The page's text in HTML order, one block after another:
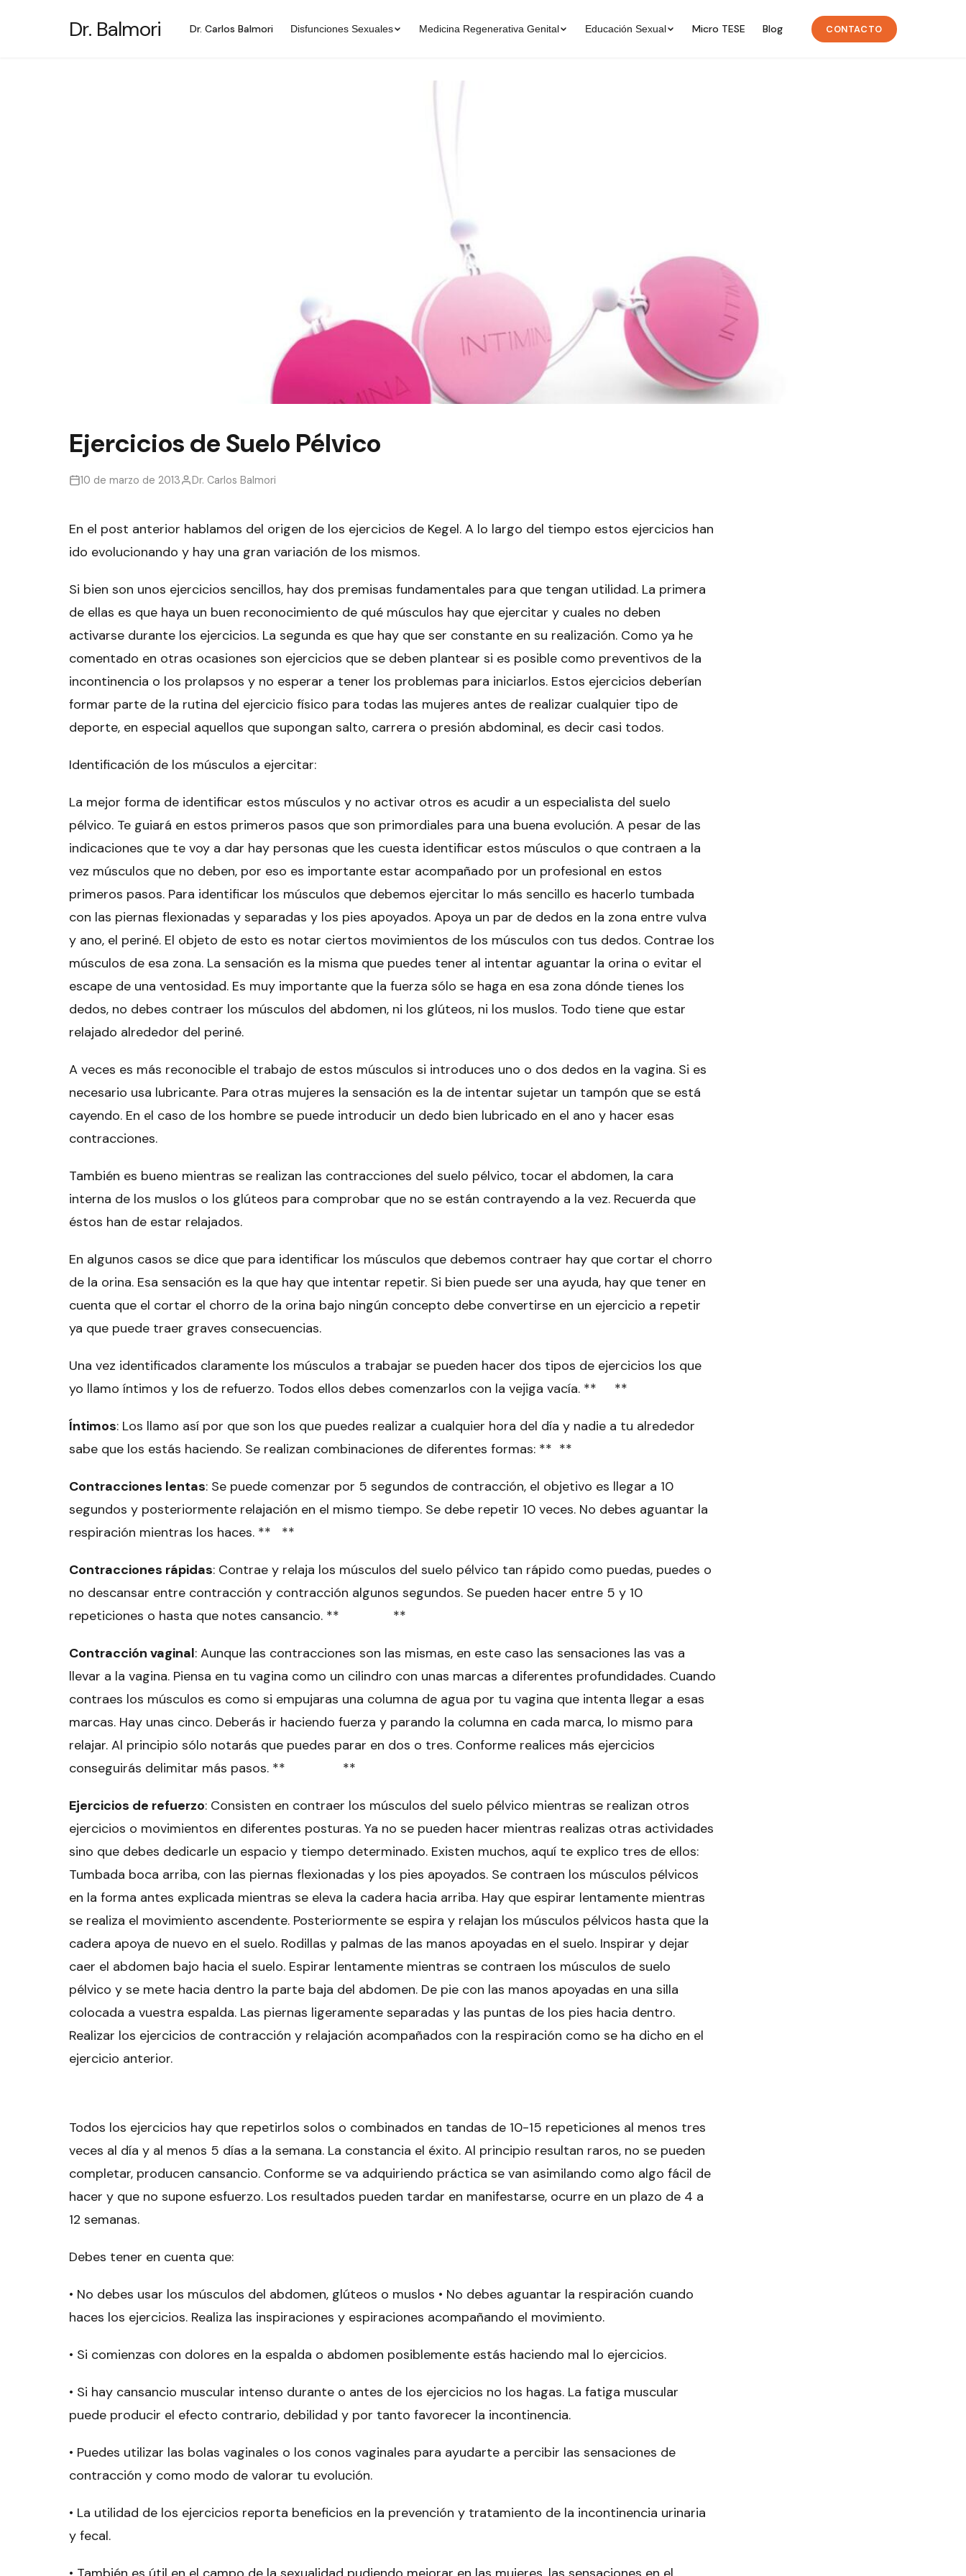
Dr. Balmori Dr. Carlos Balmori Disfunciones Sexuales Medicina Regenerativa Genital Educación Sexual Micro TESE Blog CONTACTO
Ejercicios de Suelo Pélvico
10 de marzo de 2013 Dr. Carlos Balmori
En el post anterior hablamos del origen de los ejercicios de Kegel. A lo largo del tiempo estos ejercicios han
ido evolucionando y hay una gran variación de los mismos.
Si bien son unos ejercicios sencillos, hay dos premisas fundamentales para que tengan utilidad. La primera
de ellas es que haya un buen reconocimiento de qué músculos hay que ejercitar y cuales no deben
activarse durante los ejercicios. La segunda es que hay que ser constante en su realización. Como ya he
comentado en otras ocasiones son ejercicios que se deben plantear si es posible como preventivos de la
incontinencia o los prolapsos y no esperar a tener los problemas para iniciarlos. Estos ejercicios deberían
formar parte de la rutina del ejercicio físico para todas las mujeres antes de realizar cualquier tipo de
deporte, en especial aquellos que supongan salto, carrera o presión abdominal, es decir casi todos.
Identificación de los músculos a ejercitar:
La mejor forma de identificar estos músculos y no activar otros es acudir a un especialista del suelo
pélvico. Te guiará en estos primeros pasos que son primordiales para una buena evolución. A pesar de las
indicaciones que te voy a dar hay personas que les cuesta identificar estos músculos o que contraen a la
vez músculos que no deben, por eso es importante estar acompañado por un profesional en estos
primeros pasos. Para identificar los músculos que debemos ejercitar lo más sencillo es hacerlo tumbada
con las piernas flexionadas y separadas y los pies apoyados. Apoya un par de dedos en la zona entre vulva
y ano, el periné. El objeto de esto es notar ciertos movimientos de los músculos con tus dedos. Contrae los
músculos de esa zona. La sensación es la misma que puedes tener al intentar aguantar la orina o evitar el
escape de una ventosidad. Es muy importante que la fuerza sólo se haga en esa zona dónde tienes los
dedos, no debes contraer los músculos del abdomen, ni los glúteos, ni los muslos. Todo tiene que estar
relajado alrededor del periné.
A veces es más reconocible el trabajo de estos músculos si introduces uno o dos dedos en la vagina. Si es
necesario usa lubricante. Para otras mujeres la sensación es la de intentar sujetar un tampón que se está
cayendo. En el caso de los hombre se puede introducir un dedo bien lubricado en el ano y hacer esas
contracciones.
También es bueno mientras se realizan las contracciones del suelo pélvico, tocar el abdomen, la cara
interna de los muslos o los glúteos para comprobar que no se están contrayendo a la vez. Recuerda que
éstos han de estar relajados.
En algunos casos se dice que para identificar los músculos que debemos contraer hay que cortar el chorro
de la orina. Esa sensación es la que hay que intentar repetir. Si bien puede ser una ayuda, hay que tener en
cuenta que el cortar el chorro de la orina bajo ningún concepto debe convertirse en un ejercicio a repetir
ya que puede traer graves consecuencias.
Una vez identificados claramente los músculos a trabajar se pueden hacer dos tipos de ejercicios los que
yo llamo íntimos y los de refuerzo. Todos ellos debes comenzarlos con la vejiga vacía. ** **
Íntimos: Los llamo así por que son los que puedes realizar a cualquier hora del día y nadie a tu alrededor
sabe que los estás haciendo. Se realizan combinaciones de diferentes formas: ** **
Contracciones lentas: Se puede comenzar por 5 segundos de contracción, el objetivo es llegar a 10
segundos y posteriormente relajación en el mismo tiempo. Se debe repetir 10 veces. No debes aguantar la
respiración mientras los haces. ** **
Contracciones rápidas: Contrae y relaja los músculos del suelo pélvico tan rápido como puedas, puedes o
no descansar entre contracción y contracción algunos segundos. Se pueden hacer entre 5 y 10
repeticiones o hasta que notes cansancio. ** **
Contracción vaginal: Aunque las contracciones son las mismas, en este caso las sensaciones las vas a
llevar a la vagina. Piensa en tu vagina como un cilindro con unas marcas a diferentes profundidades. Cuando
contraes los músculos es como si empujaras una columna de agua por tu vagina que intenta llegar a esas
marcas. Hay unas cinco. Deberás ir haciendo fuerza y parando la columna en cada marca, lo mismo para
relajar. Al principio sólo notarás que puedes parar en dos o tres. Conforme realices más ejercicios
conseguirás delimitar más pasos. ** **
Ejercicios de refuerzo: Consisten en contraer los músculos del suelo pélvico mientras se realizan otros
ejercicios o movimientos en diferentes posturas. Ya no se pueden hacer mientras realizas otras actividades
sino que debes dedicarle un espacio y tiempo determinado. Existen muchos, aquí te explico tres de ellos:
Tumbada boca arriba, con las piernas flexionadas y los pies apoyados. Se contraen los músculos pélvicos
en la forma antes explicada mientras se eleva la cadera hacia arriba. Hay que espirar lentamente mientras
se realiza el movimiento ascendente. Posteriormente se espira y relajan los músculos pélvicos hasta que la
cadera apoya de nuevo en el suelo. Rodillas y palmas de las manos apoyadas en el suelo. Inspirar y dejar
caer el abdomen bajo hacia el suelo. Espirar lentamente mientras se contraen los músculos de suelo
pélvico y se mete hacia dentro la parte baja del abdomen. De pie con las manos apoyadas en una silla
colocada a vuestra espalda. Las piernas ligeramente separadas y las puntas de los pies hacia dentro.
Realizar los ejercicios de contracción y relajación acompañados con la respiración como se ha dicho en el
ejercicio anterior.
Todos los ejercicios hay que repetirlos solos o combinados en tandas de 10-15 repeticiones al menos tres
veces al día y al menos 5 días a la semana. La constancia el éxito. Al principio resultan raros, no se pueden
completar, producen cansancio. Conforme se va adquiriendo práctica se van asimilando como algo fácil de
hacer y que no supone esfuerzo. Los resultados pueden tardar en manifestarse, ocurre en un plazo de 4 a
12 semanas.
Debes tener en cuenta que:
• No debes usar los músculos del abdomen, glúteos o muslos • No debes aguantar la respiración cuando
haces los ejercicios. Realiza las inspiraciones y espiraciones acompañando el movimiento.
• Si comienzas con dolores en la espalda o abdomen posiblemente estás haciendo mal lo ejercicios.
• Si hay cansancio muscular intenso durante o antes de los ejercicios no los hagas. La fatiga muscular
puede producir el efecto contrario, debilidad y por tanto favorecer la incontinencia.
• Puedes utilizar las bolas vaginales o los conos vaginales para ayudarte a percibir las sensaciones de
contracción y como modo de valorar tu evolución.
• La utilidad de los ejercicios reporta beneficios en la prevención y tratamiento de la incontinencia urinaria
y fecal.